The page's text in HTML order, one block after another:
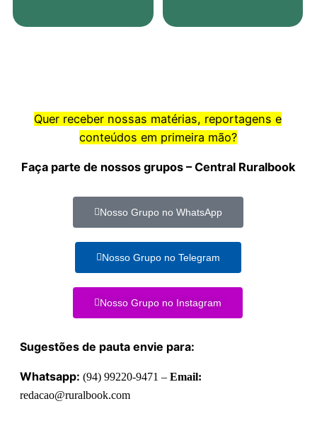
Quer receber nossas matérias, reportagens e
conteúdos em primeira mão?
Faça parte de nossos grupos – Central Ruralbook
Nosso Grupo no WhatsApp
Nosso Grupo no Telegram
Nosso Grupo no Instagram
Sugestões de pauta envie para:
Whatsapp: (94) 99220-9471 – Email:
redacao@ruralbook.com